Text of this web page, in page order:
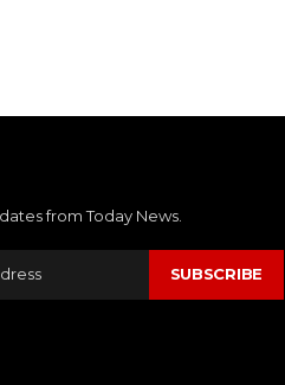
from Today News.
SUBSCRIBE